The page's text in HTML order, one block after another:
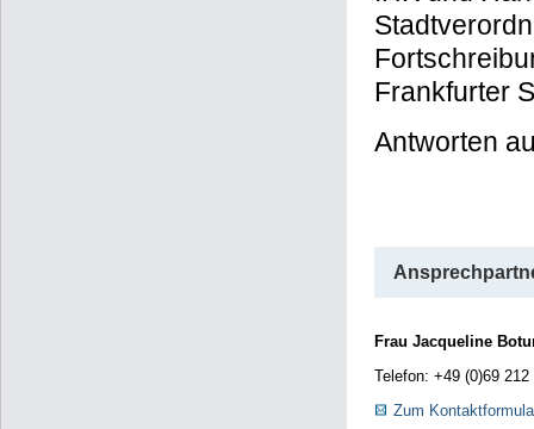
Frankfurter
Antworten
Frau Jacqueline
Telefon: +49 (0)69 212
Zum